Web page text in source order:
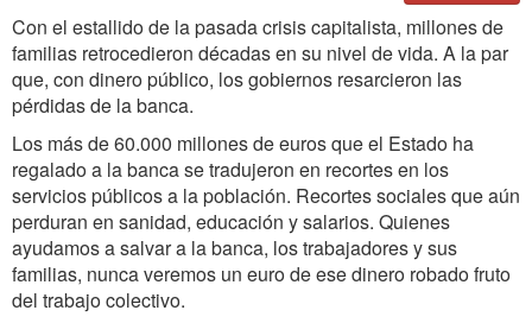
Con el estallido de la pasada crisis capitalista, millones de
familias retrocedieron décadas en su nivel de vida. A la par
que, con dinero público, los gobiernos resarcieron las
pérdidas de la banca.
Los más de 60.000 millones de euros que el Estado ha
regalado a la banca se tradujeron en recortes en los
servicios públicos a la población. Recortes sociales que aún
perduran en sanidad, educación y salarios. Quienes
ayudamos a salvar a la banca, los trabajadores y sus
familias, nunca veremos un euro de ese dinero robado fruto
del trabajo colectivo.